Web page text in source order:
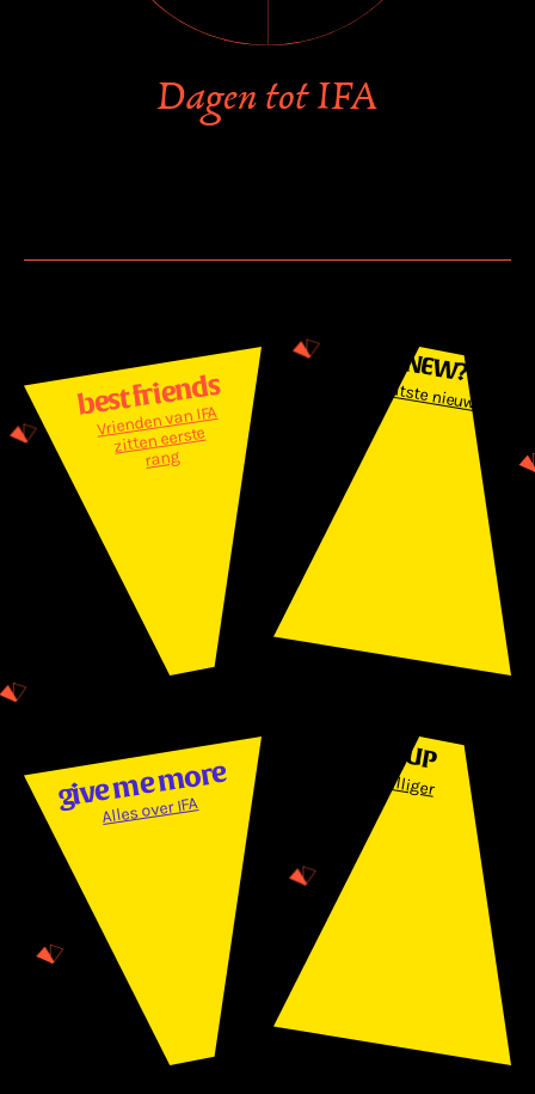
Dagen tot IFA
best friends
Vrienden van IFA
zitten eerste
rang
WHAT'S NEW?
Bekijk het laatste nieuws
give me more
Alles over IFA
SIGN ME UP
Word vrijwilliger